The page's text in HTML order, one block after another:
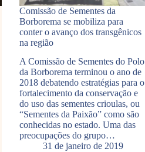
Comissão de Sementes da
Borborema se mobiliza para
conter o avanço dos transgênicos
na região
A Comissão de Sementes do Polo
da Borborema terminou o ano de
2018 debatendo estratégias para o
fortalecimento da conservação e
do uso das sementes crioulas, ou
“Sementes da Paixão” como são
conhecidas no estado. Uma das
preocupações do grupo…
31 de janeiro de 2019